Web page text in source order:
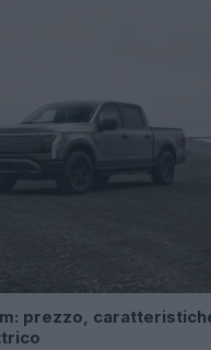
prezzo,